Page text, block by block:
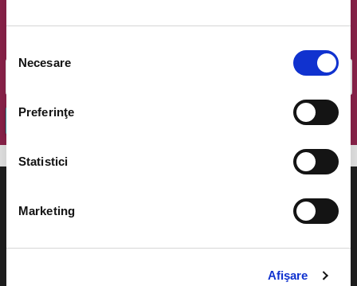
consimțământului
Necesare
Preferinţe
Statistici
Marketing
Afişare
OK